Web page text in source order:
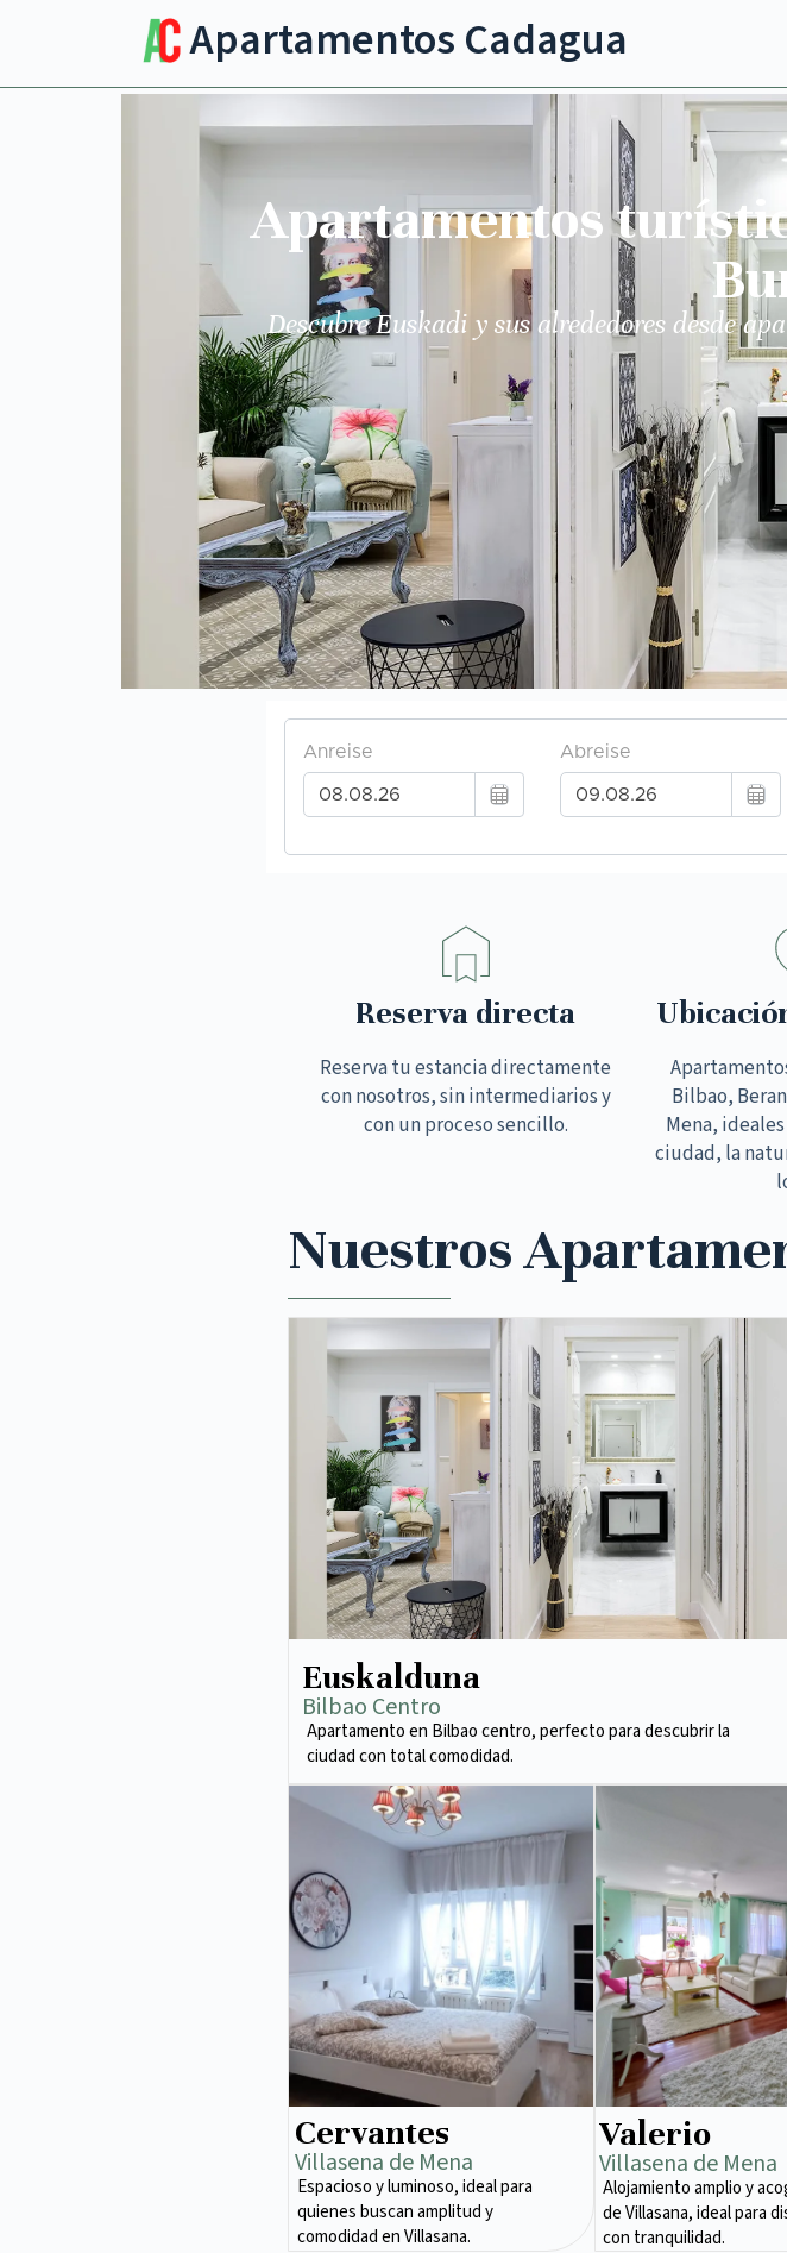
Apartamentos Cadagua
Apartamentos
Descubre Euskadi y sus alrededores desde
Reserva directa
Reserva tu estancia directamente
con nosotros, sin intermediarios y
con un proceso sencillo.
Bilbao,
Mena,
ciudad, la
Nuestros
Euskalduna
Bilbao Centro
Apartamento en Bilbao centro, perfecto para descubrir la
ciudad con total comodidad.
Cervantes
Villasena de Mena​
Espacioso y luminoso, ideal para
quienes buscan amplitud y
comodidad en Villasana.
Valerio
Villasena de Mena​
Alojamiento amplio y
de Villasana, ideal para
con tranquilidad.